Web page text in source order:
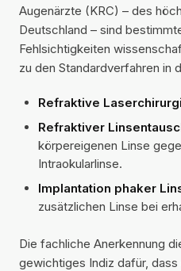
Augenärzte (KRC) – des
Deutschland – sind
Fehlsichtigkeiten
zu den Standardverfahren in
Refraktive
Refraktiver
körpereigenen Linse
Intraokularlinse.
Implantation phaker
zusätzlichen Linse bei
Die fachliche Anerkennung
gewichtiges Indiz dafür,